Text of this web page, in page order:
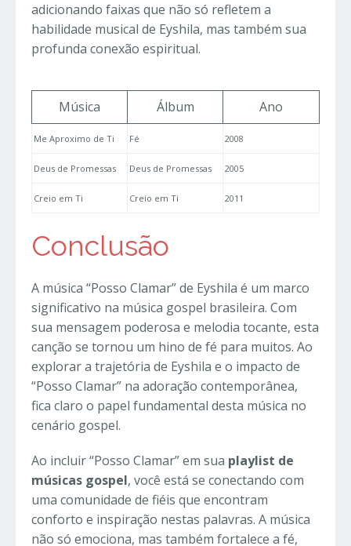
adicionando faixas que não só refletem a
habilidade musical de Eyshila, mas também sua
profunda conexão espiritual.
Música Álbum Ano
Me Aproximo de Ti Fé 2008
Deus de Promessas Deus de Promessas 2005
Creio em Ti Creio em Ti 2011
Conclusão
A música “Posso Clamar” de Eyshila é um marco
significativo na música gospel brasileira. Com
sua mensagem poderosa e melodia tocante, esta
canção se tornou um hino de fé para muitos. Ao
explorar a trajetória de Eyshila e o impacto de
“Posso Clamar” na adoração contemporânea,
fica claro o papel fundamental desta música no
cenário gospel.
Ao incluir “Posso Clamar” em sua playlist de
músicas gospel, você está se conectando com
uma comunidade de fiéis que encontram
conforto e inspiração nestas palavras. A música
não só emociona, mas também fortalece a fé,